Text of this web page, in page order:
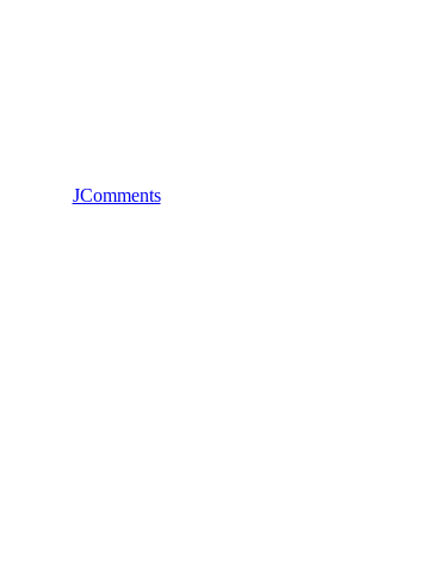
JComments